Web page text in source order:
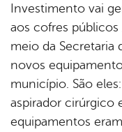
Investimento vai
aos cofres
meio da Secretaria
novos
município. São
aspirador cirúrgico
equipamentos